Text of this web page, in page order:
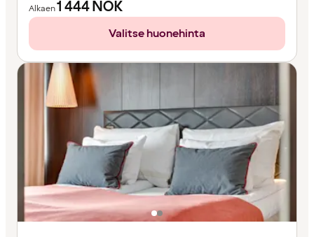
Alkaen1 444NOK
Valitse huonehinta